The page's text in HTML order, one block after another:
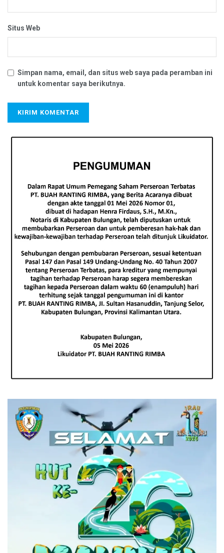
Situs Web
Simpan nama, email, dan situs web saya pada peramban ini
untuk komentar saya berikutnya.